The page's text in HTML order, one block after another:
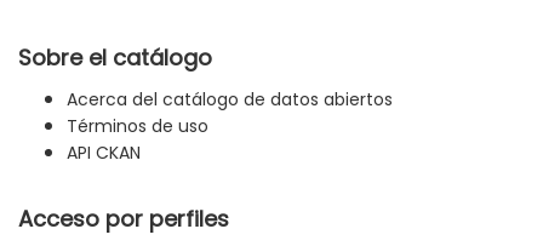
Sobre el catálogo
Acerca del catálogo de datos abiertos
Términos de uso
API CKAN
Acceso por perfiles